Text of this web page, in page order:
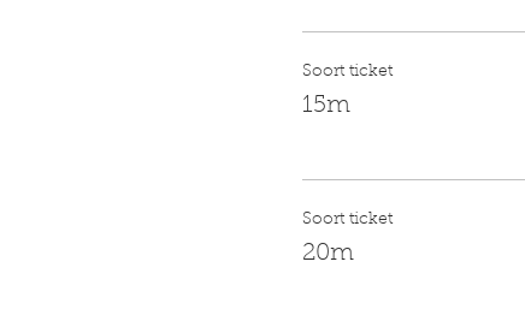
Soort ticket
15m
Soort ticket
20m